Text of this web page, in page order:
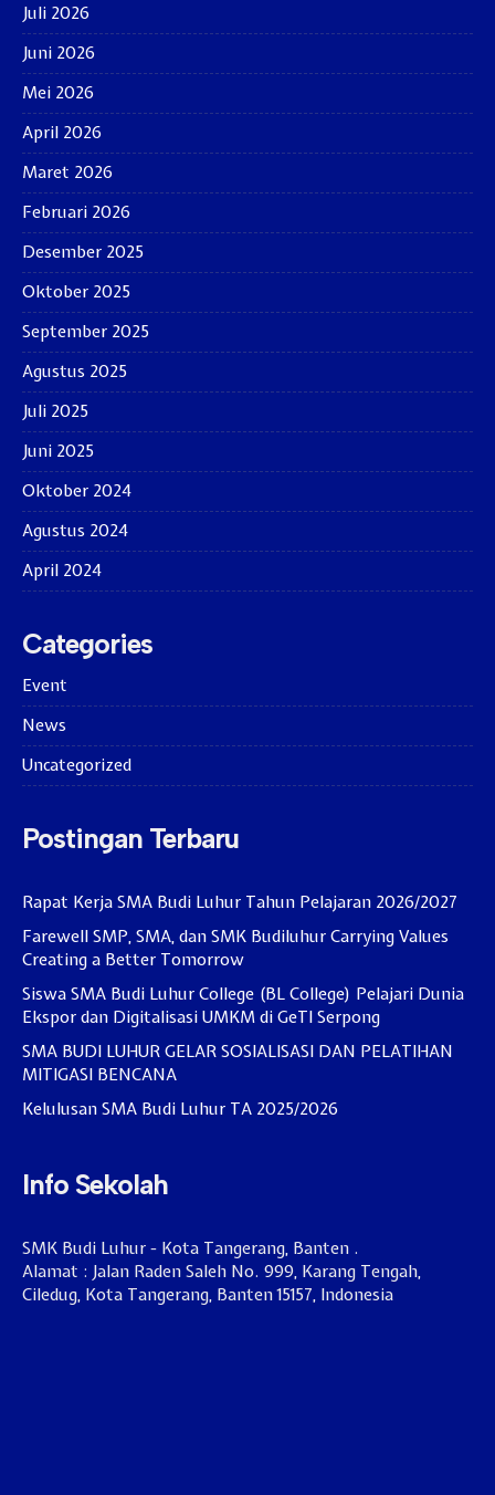
Juli 2026
Juni 2026
Mei 2026
April 2026
Maret 2026
Februari 2026
Desember 2025
Oktober 2025
September 2025
Agustus 2025
Juli 2025
Juni 2025
Oktober 2024
Agustus 2024
April 2024
Categories
Event
News
Uncategorized
Postingan Terbaru
Rapat Kerja SMA Budi Luhur Tahun Pelajaran 2026/2027
Farewell SMP, SMA, dan SMK Budiluhur Carrying Values
Creating a Better Tomorrow
Siswa SMA Budi Luhur College (BL College) Pelajari Dunia
Ekspor dan Digitalisasi UMKM di GeTI Serpong
SMA BUDI LUHUR GELAR SOSIALISASI DAN PELATIHAN
MITIGASI BENCANA
Kelulusan SMA Budi Luhur TA 2025/2026
Info Sekolah
SMK Budi Luhur - Kota Tangerang, Banten .
Alamat : Jalan Raden Saleh No. 999, Karang Tengah,
Ciledug, Kota Tangerang, Banten 15157, Indonesia